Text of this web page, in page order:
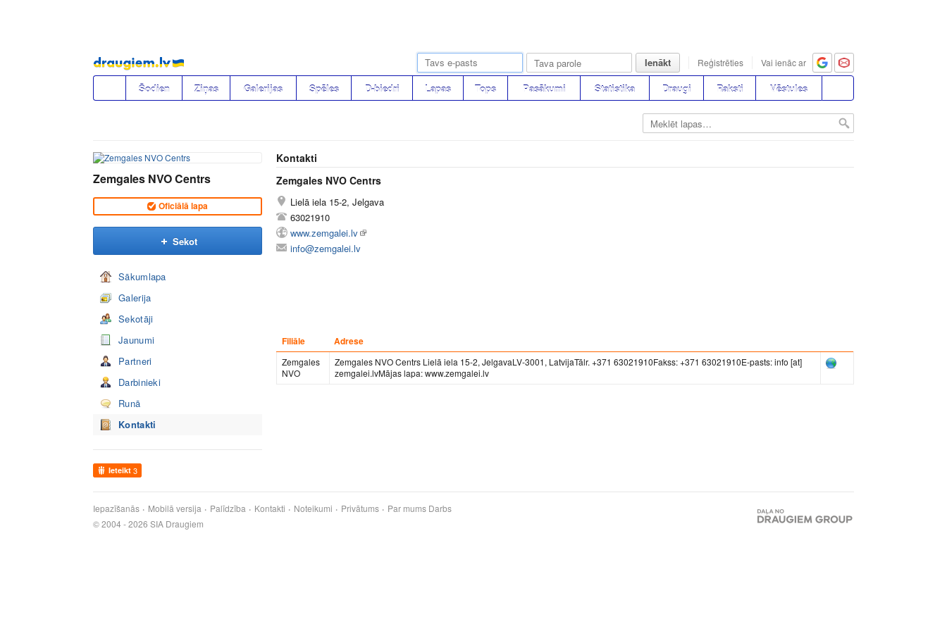
Pāriet
uz
saturu
Ienākt Reģistrēties Vai ienāc ar
Šodien Ziņas Galerijas Spēles D-biedri Lapas Tops Pasākumi Statistika Draugi Raksti Vēstules
Zemgales NVO Centrs
Oficiālā lapa
Sekot
Sākumlapa
Galerija
Sekotāji
Jaunumi
Partneri
Darbinieki
Runā
Kontakti
Ieteikt 3
Kontakti
Zemgales NVO Centrs
Lielā iela 15-2, Jelgava
63021910
www.zemgalei.lv
info@zemgalei.lv
Filiāle Adrese
Zemgales
NVO
Zemgales NVO Centrs Lielā iela 15-2, JelgavaLV-3001, LatvijaTālr. +371 63021910Fakss: +371 63021910E-pasts: info [at]
zemgalei.lvMājas lapa: www.zemgalei.lv
Iepazīšanās Mobilā versija Palīdzība Kontakti Noteikumi Privātums Par mums Darbs
© 2004 - 2026 SIA Draugiem